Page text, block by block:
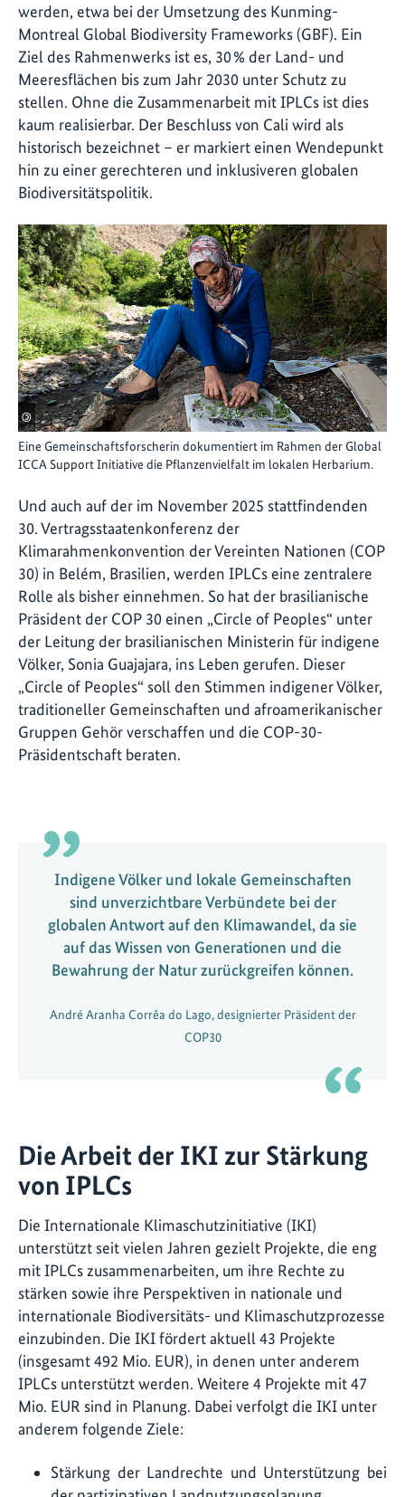
©
Eine Gemeinschaftsforscherin dokumentiert im Rahmen der Global
ICCA Support Initiative die Pflanzenvielfalt im lokalen Herbarium.
werden, etwa bei der Umsetzung des Kunming-
Montreal Global Biodiversity Frameworks (GBF). Ein
Ziel des Rahmenwerks ist es, 30 % der Land- und
Meeresflächen bis zum Jahr 2030 unter Schutz zu
stellen. Ohne die Zusammenarbeit mit IPLCs ist dies
kaum realisierbar. Der Beschluss von Cali wird als
historisch bezeichnet – er markiert einen Wendepunkt
hin zu einer gerechteren und inklusiveren globalen
Biodiversitätspolitik.
Und auch auf der im November 2025 stattfindenden
30. Vertragsstaatenkonferenz der
Klimarahmenkonvention der Vereinten Nationen (COP
30) in Belém, Brasilien, werden IPLCs eine zentralere
Rolle als bisher einnehmen. So hat der brasilianische
Präsident der COP 30 einen „Circle of Peoples“ unter
der Leitung der brasilianischen Ministerin für indigene
Völker, Sonia Guajajara, ins Leben gerufen. Dieser
„Circle of Peoples“ soll den Stimmen indigener Völker,
traditioneller Gemeinschaften und afroamerikanischer
Gruppen Gehör verschaffen und die COP-30-
Präsidentschaft beraten.
Indigene Völker und lokale Gemeinschaften
sind unverzichtbare Verbündete bei der
globalen Antwort auf den Klimawandel, da sie
auf das Wissen von Generationen und die
Bewahrung der Natur zurückgreifen können.
André Aranha Corrêa do Lago, designierter Präsident der
COP30
Die Arbeit der IKI zur Stärkung
von IPLCs
Die Internationale Klimaschutzinitiative (IKI)
unterstützt seit vielen Jahren gezielt Projekte, die eng
mit IPLCs zusammenarbeiten, um ihre Rechte zu
stärken sowie ihre Perspektiven in nationale und
internationale Biodiversitäts- und Klimaschutzprozesse
einzubinden. Die IKI fördert aktuell 43 Projekte
(insgesamt 492 Mio. EUR), in denen unter anderem
IPLCs unterstützt werden. Weitere 4 Projekte mit 47
Mio. EUR sind in Planung. Dabei verfolgt die IKI unter
anderem folgende Ziele:
Stärkung der Landrechte und Unterstützung bei